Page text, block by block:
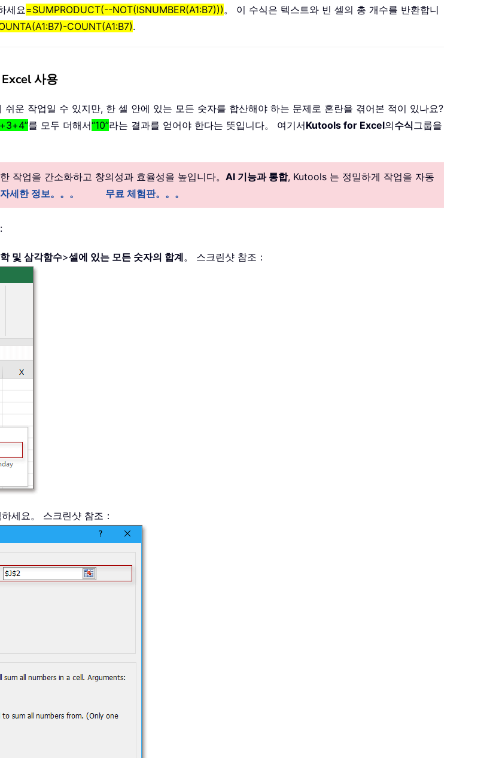
세요=SUMPRODUCT(--NOT(ISNUMBER(A1:B7)))。 이 수식은 텍스트와 빈 셀의 총 개수를 반환합니
COUNT(A1:B7).
사용
운 작업일 수 있지만, 한 셀 안에 있는 모든 숫자를 합산해야 하는 문제로 혼란을 겪어본 적이 있나요?
를 모두 더해서“10”라는 결과를 얻어야 한다는 뜻입니다。 여기서Kutools for Excel의수식그룹을
작업을 간소화하고 창의성과 효율성을 높입니다。 AI 기능과 통합, Kutools 는 정밀하게 작업을 자동
한 정보。。。 무료 체험판。。。
:
및 삼각함수>셀에 있는 모든 숫자의 합계。 스크린샷 참조：
세요。 스크린샷 참조：